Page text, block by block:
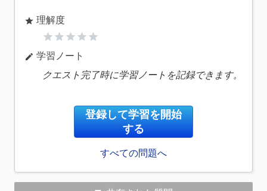
star 理解度
star star star star star
edit 学習ノート
クエスト完了時に学習ノートを記録できます。
登録して学習を開始
する
すべての問題へ